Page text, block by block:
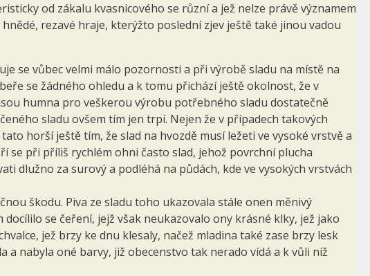
od zákalu kvasnicového se různí a jež nelze právě významem
rezavé hraje, kterýžto poslední zjev ještě také jinou vadou
se vůbec velmi málo pozornosti a při výrobě sladu na místě na
se žádného ohledu a k tomu přichází ještě okolnost, že v
humna pro veškerou výrobu potřebného sladu dostatečně
sladu ovšem tím jen trpí. Nejen že v případech takových
horší ještě tím, že slad na hvozdě musí ležeti ve vysoké vrstvě a
při příliš rychlém ohni často slad, jehož povrchní plucha
dlužno za surový a podléhá na půdách, kde ve vysokých vrstvách
škodu. Piva ze sladu toho ukazovala stále onen měnivý
se čeření, jejž však neukazovalo ony krásné klky, jež jako
jež brzy ke dnu klesaly, načež mladina také zase brzy lesk
nabyla oné barvy, již obecenstvo tak nerado vídá a k vůli níž